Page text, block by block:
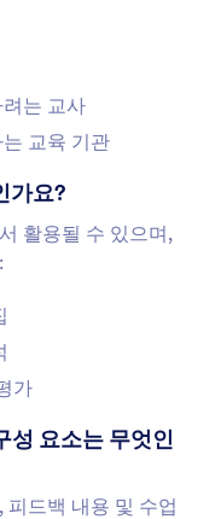
는 교사
교육 기관
가요?
활용될 수 있으며,
가
성 요소는 무엇인
드백 내용 및 수업